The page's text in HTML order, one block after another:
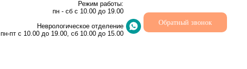
Режим работы:
пн - сб с 10.00 до 19.00
Неврологическое отделение
пн-пт с 10.00 до 19.00, сб 10.00 до 15.00
Обратный звонок